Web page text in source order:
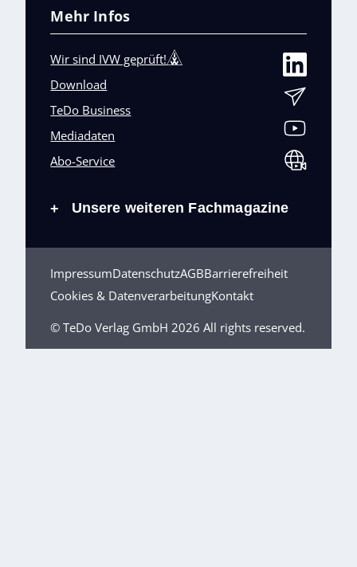
Mehr Infos
Wir sind IVW geprüft!
Download
TeDo Business
Mediadaten
Abo-Service
+ Unsere weiteren Fachmagazine
ImpressumDatenschutzAGBBarrierefreiheit
Cookies & DatenverarbeitungKontakt
© TeDo Verlag GmbH 2026 All rights reserved.